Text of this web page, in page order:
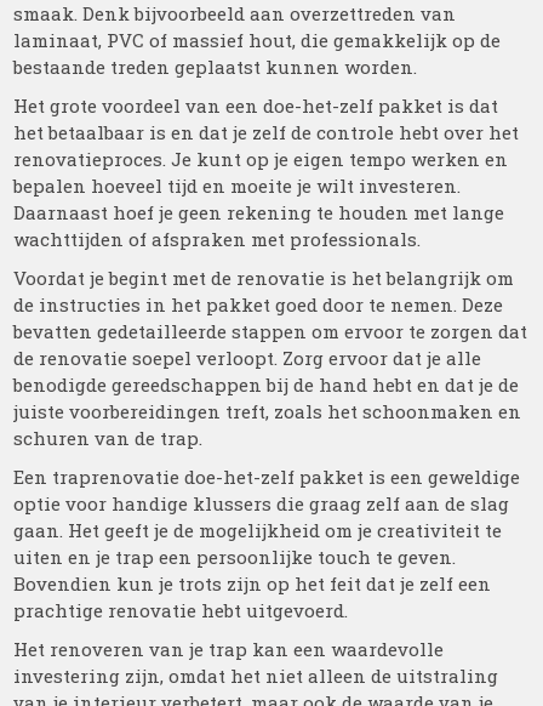
smaak. Denk bijvoorbeeld aan overzettreden van
laminaat, PVC of massief hout, die gemakkelijk op de
bestaande treden geplaatst kunnen worden.
Het grote voordeel van een doe-het-zelf pakket is dat
het betaalbaar is en dat je zelf de controle hebt over het
renovatieproces. Je kunt op je eigen tempo werken en
bepalen hoeveel tijd en moeite je wilt investeren.
Daarnaast hoef je geen rekening te houden met lange
wachttijden of afspraken met professionals.
Voordat je begint met de renovatie is het belangrijk om
de instructies in het pakket goed door te nemen. Deze
bevatten gedetailleerde stappen om ervoor te zorgen dat
de renovatie soepel verloopt. Zorg ervoor dat je alle
benodigde gereedschappen bij de hand hebt en dat je de
juiste voorbereidingen treft, zoals het schoonmaken en
schuren van de trap.
Een traprenovatie doe-het-zelf pakket is een geweldige
optie voor handige klussers die graag zelf aan de slag
gaan. Het geeft je de mogelijkheid om je creativiteit te
uiten en je trap een persoonlijke touch te geven.
Bovendien kun je trots zijn op het feit dat je zelf een
prachtige renovatie hebt uitgevoerd.
Het renoveren van je trap kan een waardevolle
investering zijn, omdat het niet alleen de uitstraling